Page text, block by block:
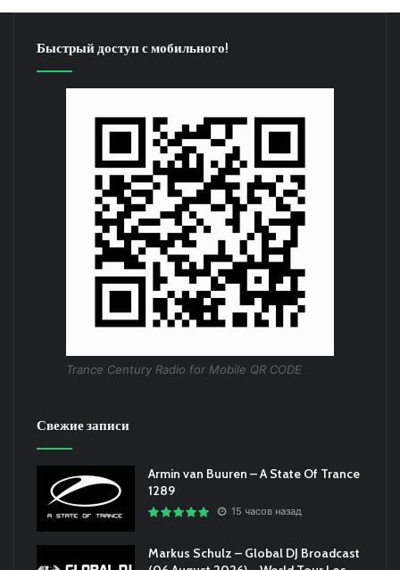
Быстрый доступ с мобильного!
Trance Century Radio for Mobile QR CODE
Свежие записи
Armin van Buuren – A State Of Trance
1289
15 часов назад
Markus Schulz – Global DJ Broadcast